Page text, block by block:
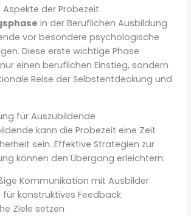
der Probezeit
in der Beruflichen Ausbildung
vor besondere psychologische
Diese erste wichtige Phase
einen beruflichen Einstieg, sondern
Reise der Selbstentdeckung und
für Auszubildende
kann die Probezeit eine Zeit
sein. Effektive Strategien zur
können den Übergang erleichtern:
Kommunikation mit Ausbilder
konstruktives Feedback
Ziele setzen